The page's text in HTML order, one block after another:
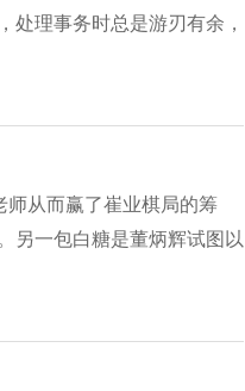
处理事务时总是游刃有余，
师从而赢了崔业棋局的筹
另一包白糖是董炳辉试图以